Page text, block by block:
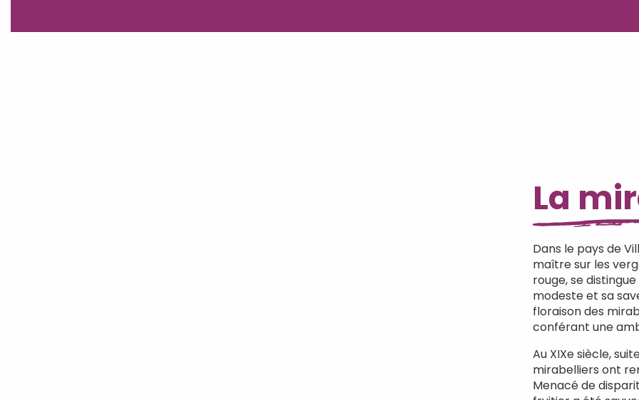
La
Dans le pays de
maître sur les
rouge, se
modeste et sa
floraison des
conférant une
Au XIXe siècle,
mirabelliers ont
Menacé de